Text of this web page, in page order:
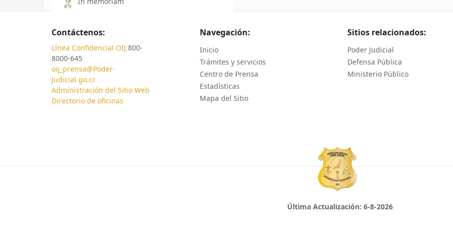
Contáctenos:
Línea Confidencial OIJ:800-
8000-645
oij_prensa@Poder-
Judicial.go.cr
Administración del Sitio Web
Directorio de oficinas
Navegación:
Inicio
Trámites y servicios
Centro de Prensa
Estadísticas
Mapa del Sitio
Sitios relacionados:
Poder Judicial
Defensa Pública
Ministerio Público
Última Actualización: 6-8-2026